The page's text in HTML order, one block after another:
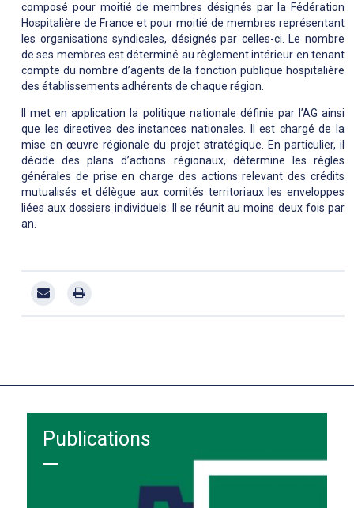
composé pour moitié de membres désignés par la Fédération
Hospitalière de France et pour moitié de membres représentant
les organisations syndicales, désignés par celles-ci. Le nombre
de ses membres est déterminé au règlement intérieur en tenant
compte du nombre d’agents de la fonction publique hospitalière
des établissements adhérents de chaque région.
Il met en application la politique nationale définie par l’AG ainsi
que les directives des instances nationales. Il est chargé de la
mise en œuvre régionale du projet stratégique. En particulier, il
décide des plans d’actions régionaux, détermine les règles
générales de prise en charge des actions relevant des crédits
mutualisés et délègue aux comités territoriaux les enveloppes
liées aux dossiers individuels. Il se réunit au moins deux fois par
an.
Publications